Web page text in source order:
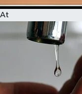
At